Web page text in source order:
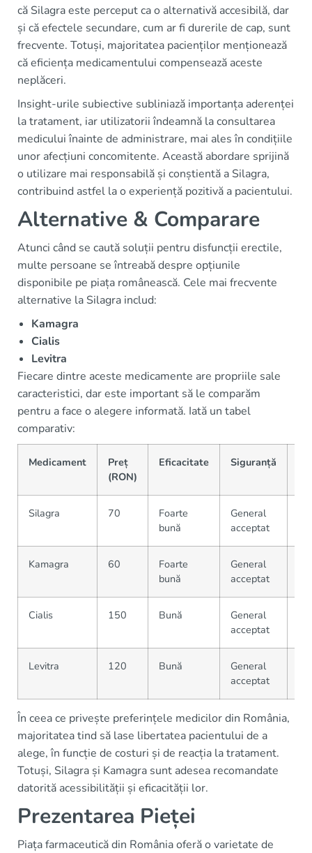
că Silagra este perceput ca o alternativă accesibilă, dar
și că efectele secundare, cum ar fi durerile de cap, sunt
frecvente. Totuși, majoritatea pacienților menționează
că eficiența medicamentului compensează aceste
neplăceri.
Insight-urile subiective subliniază importanța aderenței
la tratament, iar utilizatorii îndeamnă la consultarea
medicului înainte de administrare, mai ales în condițiile
unor afecțiuni concomitente. Această abordare sprijină
o utilizare mai responsabilă și conștientă a Silagra,
contribuind astfel la o experiență pozitivă a pacientului.
Alternative & Comparare
Atunci când se caută soluții pentru disfuncții erectile,
multe persoane se întreabă despre opțiunile
disponibile pe piața românească. Cele mai frecvente
alternative la Silagra includ:
Kamagra
Cialis
Levitra
Fiecare dintre aceste medicamente are propriile sale
caracteristici, dar este important să le comparăm
pentru a face o alegere informată. Iată un tabel
comparativ:
Medicament
Preț
(RON)
Eficacitate Siguranță
Silagra 70
Foarte
bună
General
acceptat
Kamagra 60
Foarte
bună
General
acceptat
Cialis 150 Bună
General
acceptat
Levitra 120 Bună
General
acceptat
În ceea ce privește preferințele medicilor din România,
majoritatea tind să lase libertatea pacientului de a
alege, în funcție de costuri și de reacția la tratament.
Totuși, Silagra și Kamagra sunt adesea recomandate
datorită acessibilității și eficacității lor.
Prezentarea Pieței
Piața farmaceutică din România oferă o varietate de